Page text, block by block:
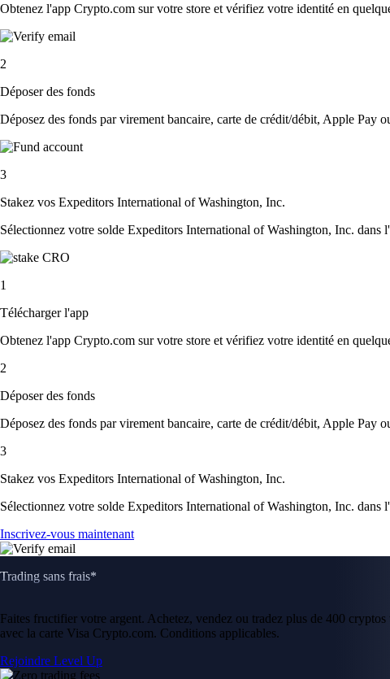
Obtenez l'app Crypto.com sur votre store et vérifiez votre identité en
2
Déposer des fonds
Déposez des fonds par virement bancaire, carte de crédit/débit, Apple Pay
3
Stakez vos Expeditors International of Washington, Inc.
Sélectionnez votre solde Expeditors International of Washington, Inc.
1
Télécharger l'app
Obtenez l'app Crypto.com sur votre store et vérifiez votre identité en
2
Déposer des fonds
Déposez des fonds par virement bancaire, carte de crédit/débit, Apple Pay
3
Stakez vos Expeditors International of Washington, Inc.
Sélectionnez votre solde Expeditors International of Washington, Inc.
Inscrivez-vous maintenant
Trading sans frais*
Faites fructifier votre argent. Achetez, vendez ou tradez plus de 400
avec la carte Visa Crypto.com. Conditions applicables.
Rejoindre Level Up